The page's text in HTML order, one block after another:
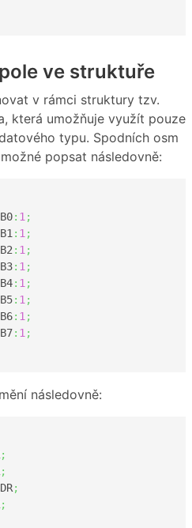
ve struktuře
v rámci struktury tzv.
která umožňuje využít pouze
typu. Spodních osm
popsat následovně:
B0: 1 ;
B1 : 1 ;
B2 : 1 ;
B3: 1 ;
B4: 1 ;
B5: 1 ;
B6: 1 ;
B7: 1 ;
následovně:
;
;
;
;